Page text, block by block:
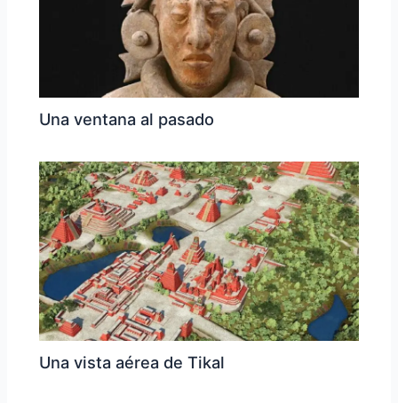
Una ventana al pasado
Una vista aérea de Tikal